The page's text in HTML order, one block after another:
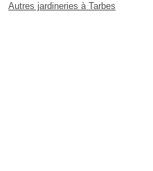
Autres jardineries à Tarbes